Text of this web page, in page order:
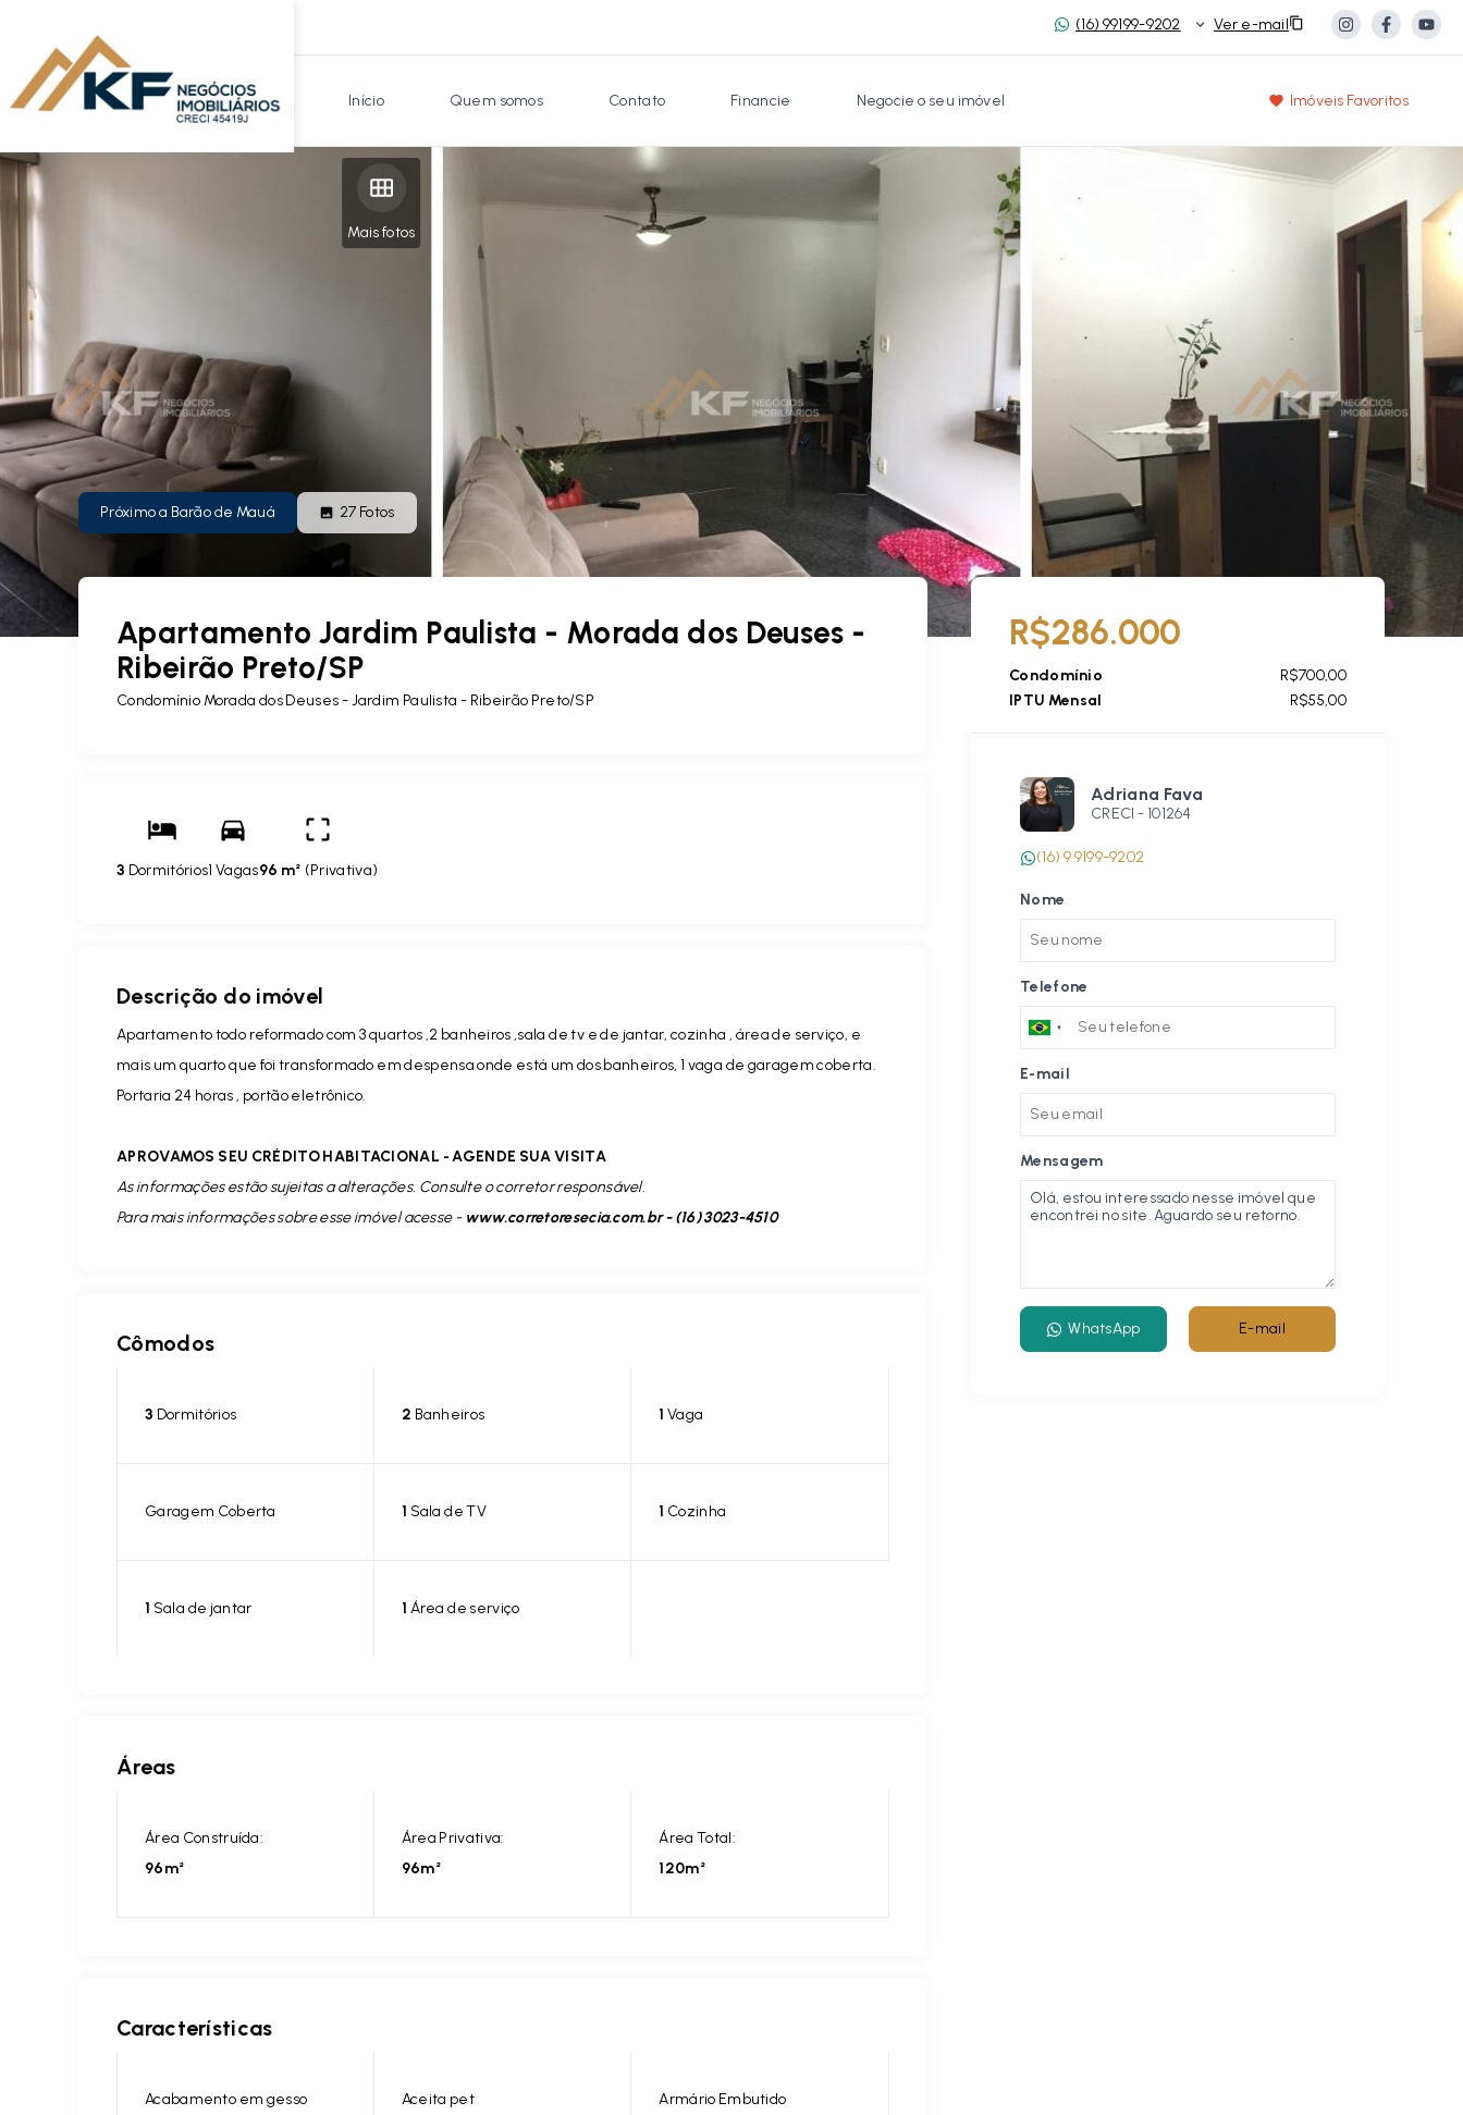
(16) 99199-9202 Ver e-mail
Início Quem somos Contato Financie Negocie o seu imóvel Imóveis Favoritos
Mais fotos
Próximo a Barão de Mauá 27 Fotos
Apartamento Jardim Paulista - Morada dos Deuses -
Ribeirão Preto/SP
Condomínio Morada dos Deuses -Jardim Paulista - Ribeirão Preto/SP
3 Dormitórios1 Vagas96 m² (Privativa)
Descrição do imóvel
Apartamento todo reformado com 3 quartos ,2 banheiros ,sala de tv e de jantar, cozinha , área de serviço, e
mais um quarto que foi transformado em despensa onde está um dos banheiros, 1 vaga de garagem coberta.
Portaria 24 horas , portão eletrônico.
APROVAMOS SEU CRÉDITO HABITACIONAL - AGENDE SUA VISITA
As informações estão sujeitas a alterações. Consulte o corretor responsável.
Para mais informações sobre esse imóvel acesse - www.corretoresecia.com.br - (16) 3023-4510
Cômodos
3 Dormitórios 2 Banheiros 1 Vaga
Garagem Coberta 1 Sala de TV 1 Cozinha
1 Sala de jantar 1 Área de serviço
Áreas
Área Construída:
96m²
Área Privativa:
96m²
Área Total:
120m²
Características
Acabamento em gesso Aceita pet Armário Embutido
R$286.000
Condomínio
R$700,00
IPTU Mensal
R$55,00
Adriana Fava
CRECI - 101264
(16) 9 9199-9202
Nome
Telefone
E-mail
Mensagem
WhatsApp E-mail